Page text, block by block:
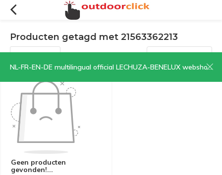
NL-FR-EN-DE multilingual official LECHUZA-BENELUX webshop | CLICK HERE NOW!
Producten getagd met 21563362213
Filters Sorteren op:
Geen producten
gevonden!...